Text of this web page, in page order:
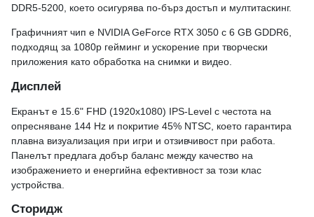
DDR5-5200, което осигурява по-бърз достъп и мултитаскинг.
Графичният чип е NVIDIA GeForce RTX 3050 с 6 GB GDDR6,
подходящ за 1080p гейминг и ускорение при творчески
приложения като обработка на снимки и видео.
Дисплей
Екранът е 15.6" FHD (1920x1080) IPS-Level с честота на
опресняване 144 Hz и покритие 45% NTSC, което гарантира
плавна визуализация при игри и отзивчивост при работа.
Панелът предлага добър баланс между качество на
изображението и енергийна ефективност за този клас
устройства.
Сторидж